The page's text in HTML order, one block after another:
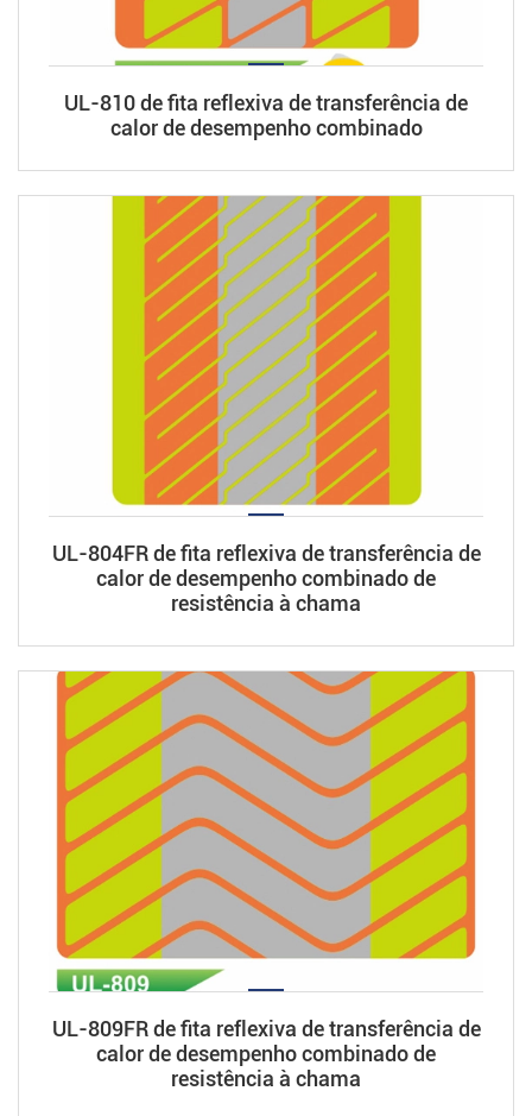
UL-810 de fita reflexiva de transferência de
calor de desempenho combinado
UL-804FR de fita reflexiva de transferência de
calor de desempenho combinado de
resistência à chama
UL-809FR de fita reflexiva de transferência de
calor de desempenho combinado de
resistência à chama